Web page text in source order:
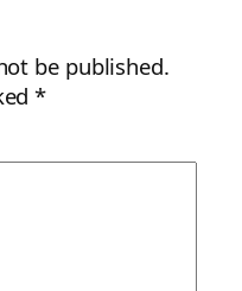
be published.
*